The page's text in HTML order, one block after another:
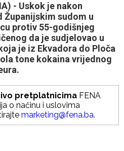
- Uskok je nakon
Županijskim sudom u
protiv 55-godišnjeg
da je sudjelovao u
je iz Ekvadora do Ploča
tone kokaina vrijednog
pretplatnicima FENA
o načinu i uslovima
marketing@fena.ba.